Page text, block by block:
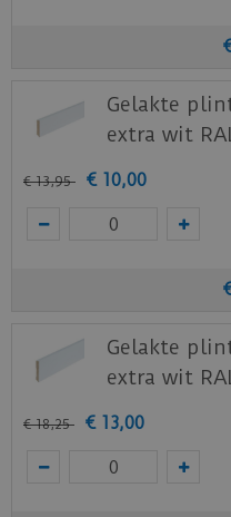
Gelakte
extra wit
€ 13,95 € 10,00
Gelakte
extra wit
€ 18,25 € 13,00